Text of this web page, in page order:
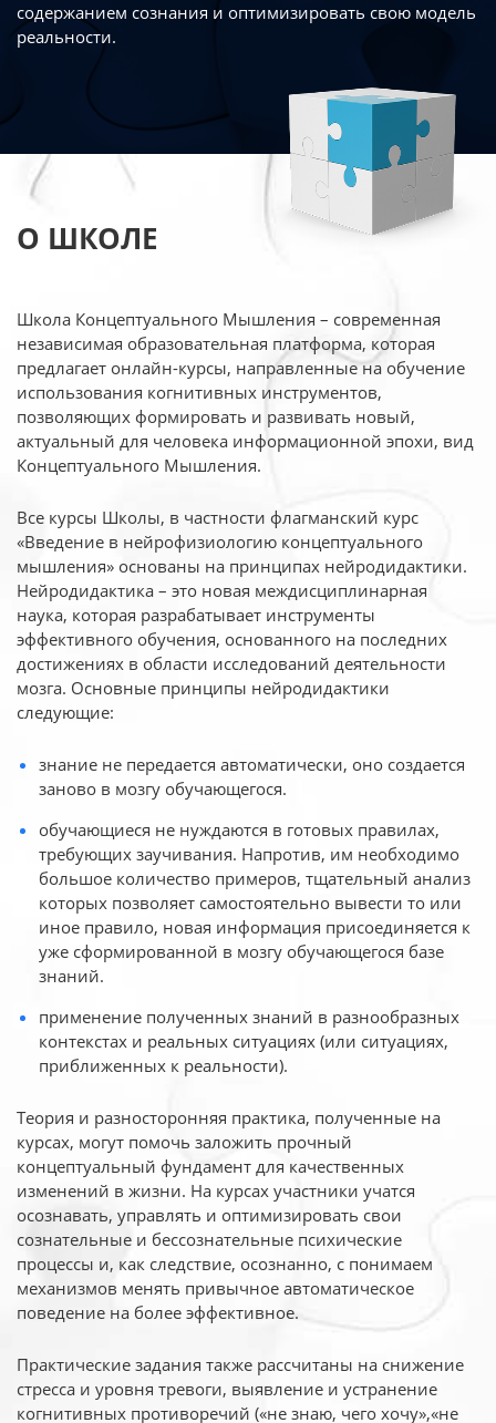
содержанием сознания и оптимизировать свою модель
реальности.
О ШКОЛЕ
Школа Концептуального Мышления – современная
независимая образовательная платформа, которая
предлагает онлайн-курсы, направленные на обучение
использования когнитивных инструментов,
позволяющих формировать и развивать новый,
актуальный для человека информационной эпохи, вид
Концептуального Мышления.
Все курсы Школы, в частности флагманский курс
«Введение в нейрофизиологию концептуального
мышления» основаны на принципах нейродидактики.
Нейродидактика – это новая междисциплинарная
наука, которая разрабатывает инструменты
эффективного обучения, основанного на последних
достижениях в области исследований деятельности
мозга. Основные принципы нейродидактики
следующие:
знание не передается автоматически, оно создается
заново в мозгу обучающегося.
обучающиеся не нуждаются в готовых правилах,
требующих заучивания. Напротив, им необходимо
большое количество примеров, тщательный анализ
которых позволяет самостоятельно вывести то или
иное правило, новая информация присоединяется к
уже сформированной в мозгу обучающегося базе
знаний.
применение полученных знаний в разнообразных
контекстах и реальных ситуациях (или ситуациях,
приближенных к реальности).
Теория и разносторонняя практика, полученные на
курсах, могут помочь заложить прочный
концептуальный фундамент для качественных
изменений в жизни. На курсах участники учатся
осознавать, управлять и оптимизировать свои
сознательные и бессознательные психические
процессы и, как следствие, осознанно, с понимаем
механизмов менять привычное автоматическое
поведение на более эффективное.
Практические задания также рассчитаны на снижение
стресса и уровня тревоги, выявление и устранение
когнитивных противоречий («не знаю, чего хочу»,«не